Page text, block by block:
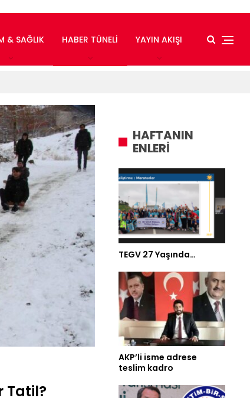
& SAĞLIK HABER TÜNELI YAYIN AKIŞI
Tatil?
HAFTANIN
ENLERİ
TEGV 27 Yaşında…
AKP’li isme adrese
teslim kadro